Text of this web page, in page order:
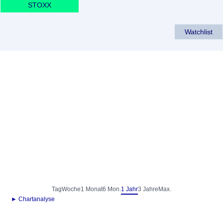
STOXX
Watchlist
TagWoche1 Monat6 Mon.1 Jahr3 Jahre Max.
► Chartanalyse